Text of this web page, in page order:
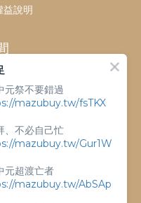
益說明
～下午6點
路238號
元祭不要錯過
mazubuy.tw/fsTKX
、不必自己忙
mazubuy.tw/Gur1W
元超渡亡者
mazubuy.tw/AbSAp